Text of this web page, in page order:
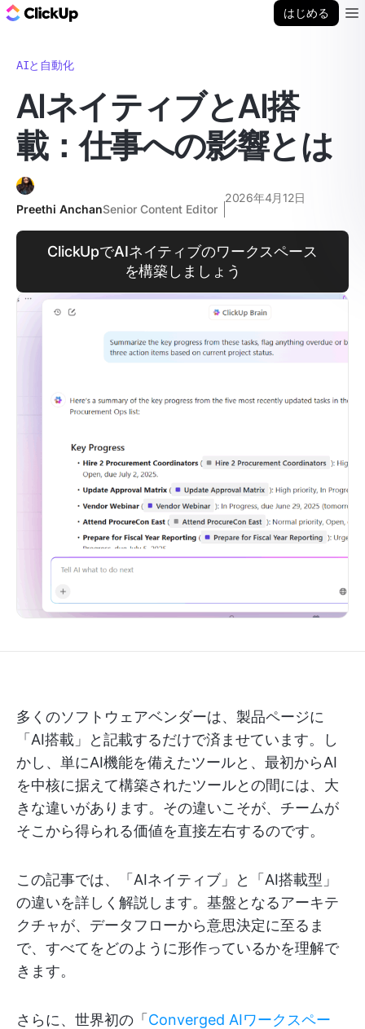
はじめる
AIと自動化
AIネイティブとAI搭
載：仕事への影響とは
Preethi AnchanSenior Content Editor
2026年4月12日
ClickUpでAIネイティブのワークスペース
を構築しましょう
多くのソフトウェアベンダーは、製品ページに
「AI搭載」と記載するだけで済ませています。し
かし、単にAI機能を備えたツールと、最初からAI
を中核に据えて構築されたツールとの間には、大
きな違いがあります。その違いこそが、チームが
そこから得られる価値を直接左右するのです。
この記事では、「AIネイティブ」と「AI搭載型」
の違いを詳しく解説します。基盤となるアーキテ
クチャが、データフローから意思決定に至るま
で、すべてをどのように形作っているかを理解で
きます。
さらに、世界初の「 Converged AIワークスペー